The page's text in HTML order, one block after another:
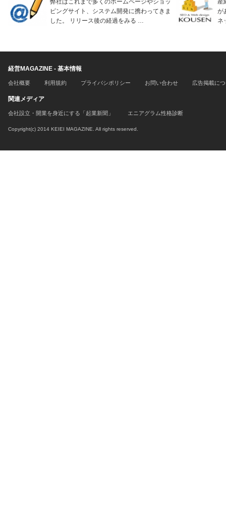
弊社はこれまで多くのホームページやショッ
ピングサイト、システム開発に携わってきま
した。 リリース後の経過をみる …
産
が
ネ
経営MAGAZINE - 基本情報
会社概要 利用規約 プライバシポリシー お問い合わせ 広告掲載に
関連メディア
会社設立・開業を身近にする「起業新聞」 エニアグラム性格診断
Copyright(c) 2014 KEIEI MAGAZINE. All rights reserved.